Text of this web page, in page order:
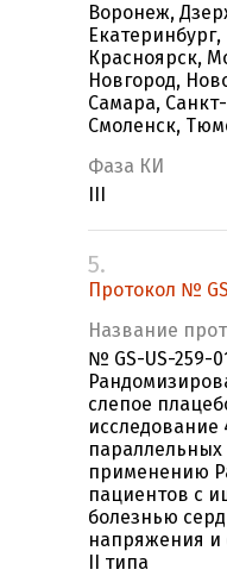
Воронеж,
Красноярск,
Новгород,
Самара,
Смоленск,
Фаза КИ
5.
Протокол №
Название
№ GS-US-259-
слепое
параллельных
применению
пациентов с
болезнью
напряжения и
II типа